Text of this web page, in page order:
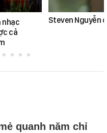
nhạc
cả
Steven Nguyễn
quanh năm chỉ